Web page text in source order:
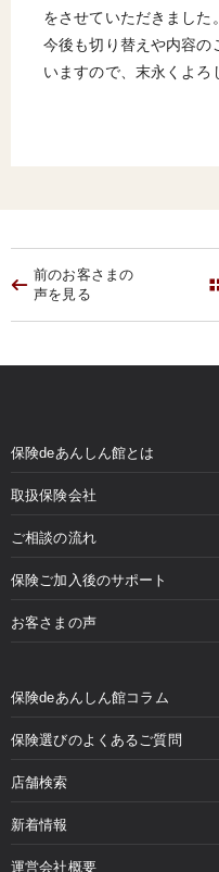
をさせていただきました。
今後も切り替えや内容の
いますので、末永くよろ
前のお客さまの
声を見る
保険deあんしん館とは
取扱保険会社
ご相談の流れ
保険ご加入後のサポート
お客さまの声
保険deあんしん館コラム
保険選びのよくあるご質問
店舗検索
新着情報
運営会社概要